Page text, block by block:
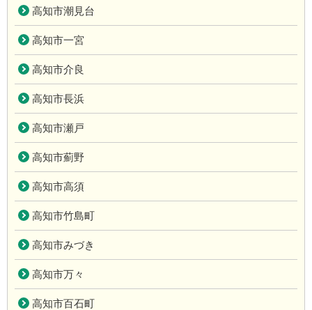
高知市潮見台
高知市一宮
高知市介良
高知市長浜
高知市瀬戸
高知市薊野
高知市高須
高知市竹島町
高知市みづき
高知市万々
高知市百石町